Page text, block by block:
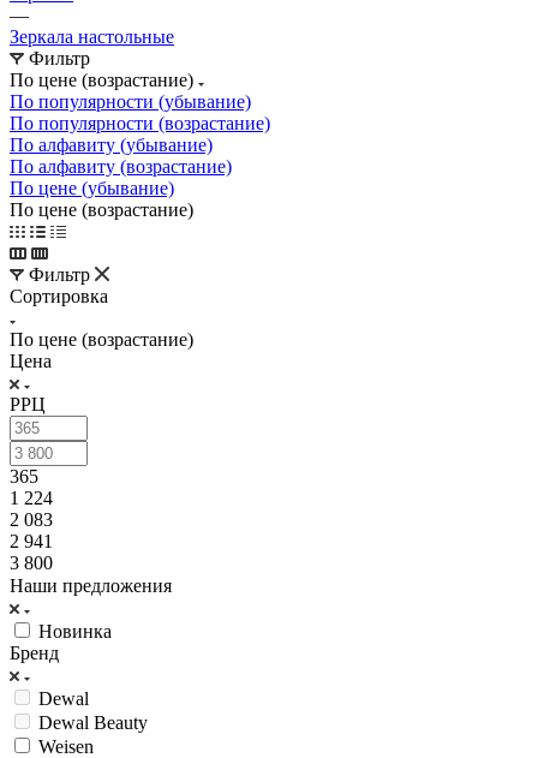
—
Зеркала настольные
Фильтр
По цене (возрастание)
По популярности (убывание)
По популярности (возрастание)
По алфавиту (убывание)
По алфавиту (возрастание)
По цене (убывание)
По цене (возрастание)
Фильтр
Сортировка
По цене (возрастание)
Цена
РРЦ
365
1 224
2 083
2 941
3 800
Наши предложения
Новинка
Бренд
Dewal
Dewal Beauty
Weisen